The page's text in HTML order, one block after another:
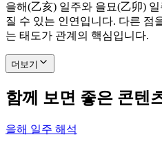
을해(乙亥) 일주와 을묘(乙卯)
질 수 있는 인연입니다. 다른 점
는 태도가 관계의 핵심입니다.
더보기
함께 보면 좋은 콘텐
을해 일주 해석